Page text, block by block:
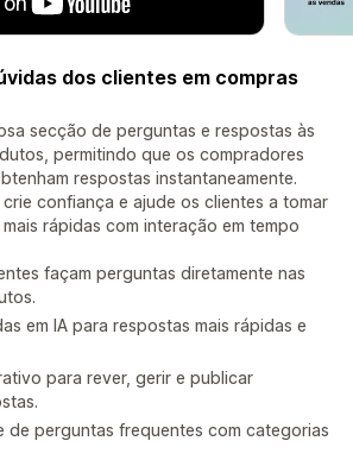
dos clientes em compras
secção de perguntas e respostas às
permitindo que os compradores
respostas instantaneamente.
confiança e ajude os clientes a tomar
rápidas com interação em tempo
façam perguntas diretamente nas
em IA para respostas mais rápidas e
para rever, gerir e publicar
de perguntas frequentes com categorias